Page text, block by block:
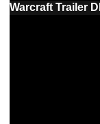
Warcraft Trailer D